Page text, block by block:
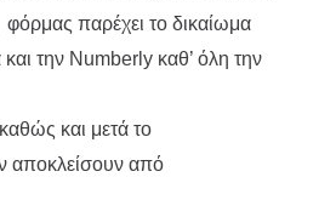
παρέχει το δικαίωμα
την Numberly καθ’ όλη την
και μετά το
αποκλείσουν από